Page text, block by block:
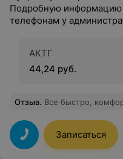
Подробную информацию
телефонам у
АКТГ
44,24 руб.
Отзыв. Все быстро,
Записаться